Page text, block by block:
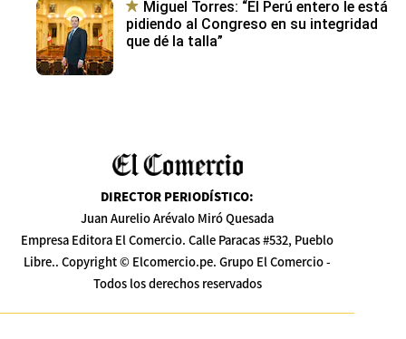
Miguel Torres: “El Perú entero le está
pidiendo al Congreso en su integridad
que dé la talla”
DIRECTOR PERIODÍSTICO:
Juan Aurelio Arévalo Miró Quesada
Empresa Editora El Comercio. Calle Paracas #532, Pueblo
Libre.. Copyright © Elcomercio.pe. Grupo El Comercio -
Todos los derechos reservados